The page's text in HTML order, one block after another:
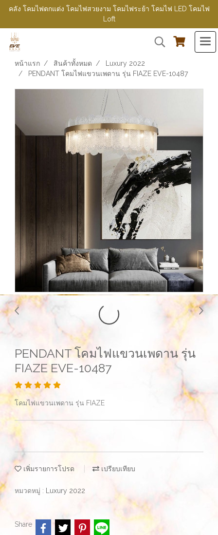
คลัง โคมไฟตกแต่ง โคมไฟสวยงาม โคมไฟระย้า โคมไฟ LED โคมไฟ
Loft
หน้าแรก สินค้าทั้งหมด
Luxury 2022
PENDANT โคมไฟแขวนเพดาน รุ่น FIAZE EVE-10487
PENDANT โคมไฟแขวนเพดาน รุ่น
FIAZE EVE-10487
โคมไฟแขวนเพดาน รุ่น FIAZE
เพิ่มรายการโปรด เปรียบเทียบ
หมวดหมู่ : Luxury 2022
Share